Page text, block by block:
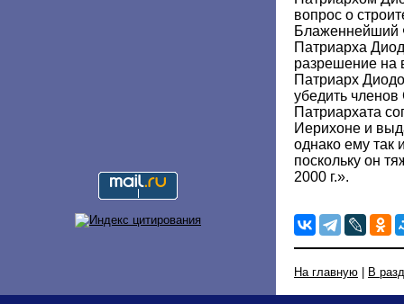
вопрос о
Блаженнейший
Патриарха
разрешение на
Патриарх
убедить
Патриархата
Иерихоне и
однако ему так
поскольку он
2000 г.».
На главную В